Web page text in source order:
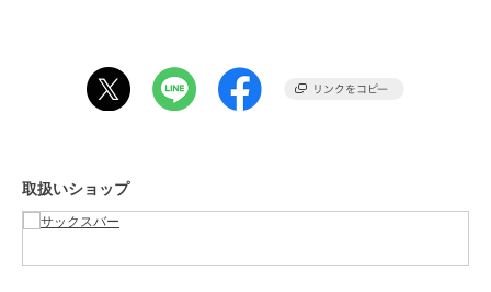
ッセンジャーバッグ
性別タイプ
レディース
取扱いショップ